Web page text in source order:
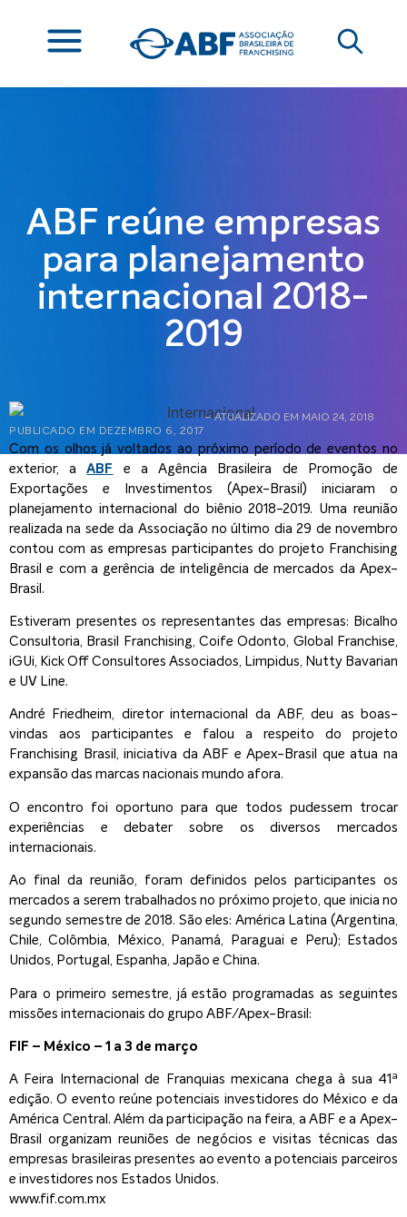
ABF reúne empresas
para planejamento
internacional 2018-
2019
PUBLICADO EM DEZEMBRO 6, 2017
– ATUALIZADO EM MAIO 24, 2018
Com os olhos já voltados ao próximo período de eventos no
exterior, aABF e a Agência Brasileira de Promoção de
Exportações e Investimentos (Apex-Brasil) iniciaram o
planejamento internacional do biênio 2018-2019. Uma reunião
realizada na sede da Associação no último dia 29 de novembro
contou com as empresas participantes do projeto Franchising
Brasil e com a gerência de inteligência de mercados da Apex-
Brasil.
Estiveram presentes os representantes das empresas: Bicalho
Consultoria, Brasil Franchising, Coife Odonto, Global Franchise,
iGUi, Kick Off Consultores Associados, Limpidus, Nutty Bavarian
e UV Line.
André Friedheim, diretor internacional da ABF, deu as boas-
vindas aos participantes e falou a respeito do projeto
Franchising Brasil, iniciativa da ABF e Apex-Brasil que atua na
expansão das marcas nacionais mundo afora.
O encontro foi oportuno para que todos pudessem trocar
experiências e debater sobre os diversos mercados
internacionais.
Ao final da reunião, foram definidos pelos participantes os
mercados a serem trabalhados no próximo projeto, que inicia no
segundo semestre de 2018. São eles: América Latina (Argentina,
Chile, Colômbia, México, Panamá, Paraguai e Peru); Estados
Unidos, Portugal, Espanha, Japão e China.
Para o primeiro semestre, já estão programadas as seguintes
missões internacionais do grupo ABF/Apex-Brasil:
FIF – México – 1 a 3 de março
A Feira Internacional de Franquias mexicana chega à sua 41ª
edição. O evento reúne potenciais investidores do México e da
América Central. Além da participação na feira, a ABF e a Apex-
Brasil organizam reuniões de negócios e visitas técnicas das
empresas brasileiras presentes ao evento a potenciais parceiros
e investidores nos Estados Unidos.
www.fif.com.mx